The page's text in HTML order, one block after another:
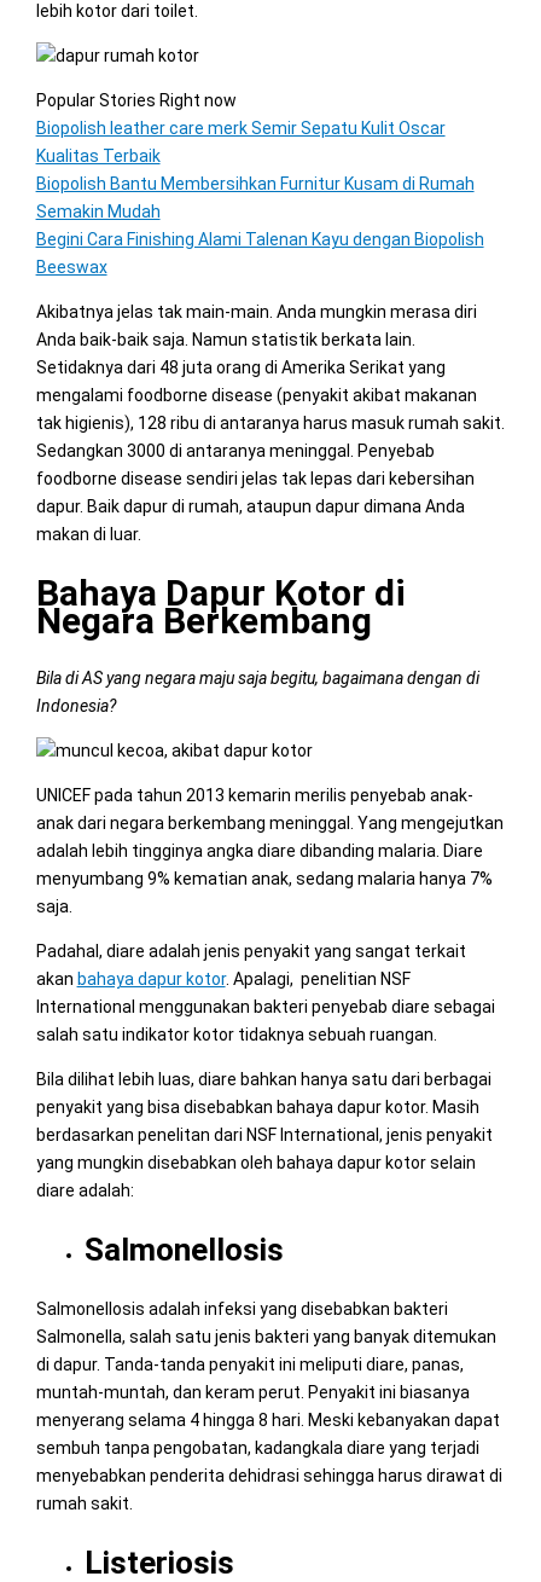
lebih kotor dari toilet.
Popular Stories Right now
Biopolish leather care merk Semir Sepatu Kulit Oscar
Kualitas Terbaik
Biopolish Bantu Membersihkan Furnitur Kusam di Rumah
Semakin Mudah
Begini Cara Finishing Alami Talenan Kayu dengan Biopolish
Beeswax
Akibatnya jelas tak main-main. Anda mungkin merasa diri
Anda baik-baik saja. Namun statistik berkata lain.
Setidaknya dari 48 juta orang di Amerika Serikat yang
mengalami foodborne disease (penyakit akibat makanan
tak higienis), 128 ribu di antaranya harus masuk rumah sakit.
Sedangkan 3000 di antaranya meninggal. Penyebab
foodborne disease sendiri jelas tak lepas dari kebersihan
dapur. Baik dapur di rumah, ataupun dapur dimana Anda
makan di luar.
Bahaya Dapur Kotor di
Negara Berkembang
Bila di AS yang negara maju saja begitu, bagaimana dengan di
Indonesia?
UNICEF pada tahun 2013 kemarin merilis penyebab anak-
anak dari negara berkembang meninggal. Yang mengejutkan
adalah lebih tingginya angka diare dibanding malaria. Diare
menyumbang 9% kematian anak, sedang malaria hanya 7%
saja.
Padahal, diare adalah jenis penyakit yang sangat terkait
akan bahaya dapur kotor. Apalagi, penelitian NSF
International menggunakan bakteri penyebab diare sebagai
salah satu indikator kotor tidaknya sebuah ruangan.
Bila dilihat lebih luas, diare bahkan hanya satu dari berbagai
penyakit yang bisa disebabkan bahaya dapur kotor. Masih
berdasarkan penelitan dari NSF International, jenis penyakit
yang mungkin disebabkan oleh bahaya dapur kotor selain
diare adalah:
Salmonellosis
Salmonellosis adalah infeksi yang disebabkan bakteri
Salmonella, salah satu jenis bakteri yang banyak ditemukan
di dapur. Tanda-tanda penyakit ini meliputi diare, panas,
muntah-muntah, dan keram perut. Penyakit ini biasanya
menyerang selama 4 hingga 8 hari. Meski kebanyakan dapat
sembuh tanpa pengobatan, kadangkala diare yang terjadi
menyebabkan penderita dehidrasi sehingga harus dirawat di
rumah sakit.
Listeriosis